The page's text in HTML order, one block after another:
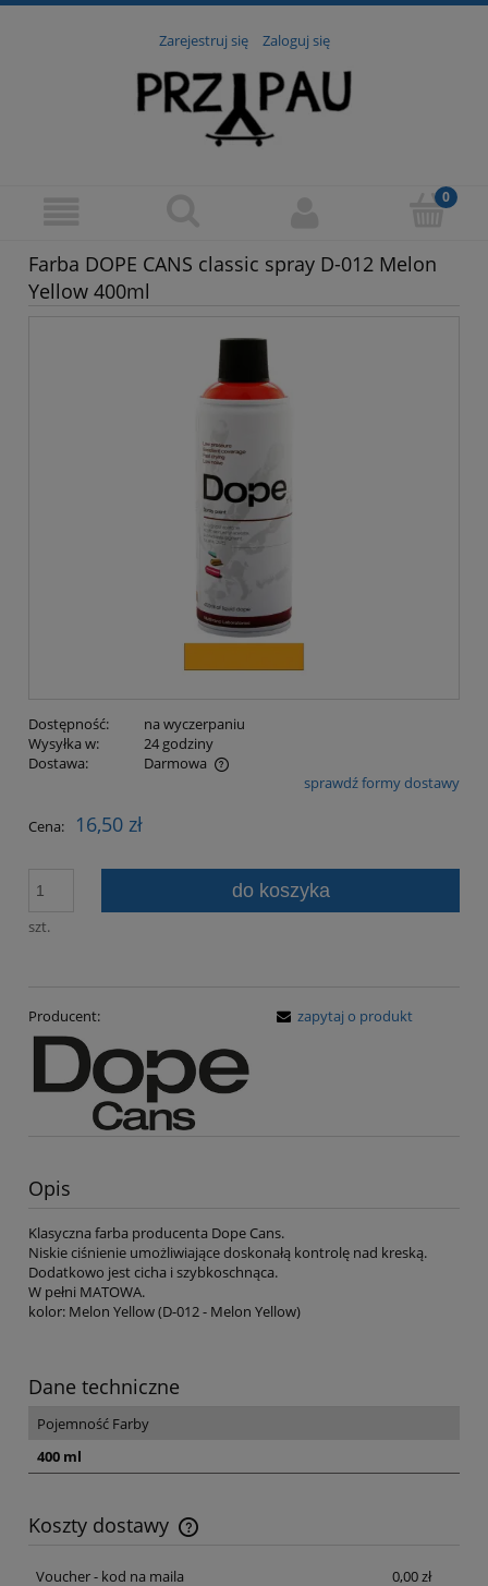
Zarejestruj się Zaloguj się
Farba DOPE CANS classic spray D-012 Melon
Yellow 400ml
Dostępność:
na wyczerpaniu
Wysyłka w:
24 godziny
Dostawa:
Darmowa
Cena nie zawiera ewentualnych kosztów płatnościsprawdź formy dostawy
Cena: 16,50 zł
szt.
do koszyka
Producent: zapytaj o produkt
Opis
Klasyczna farba producenta Dope Cans.
Niskie ciśnienie umożliwiające doskonałą kontrolę nad kreską.
Dodatkowo jest cicha i szybkoschnąca.
W pełni MATOWA.
kolor: Melon Yellow (D-012 - Melon Yellow)
Dane techniczne
Pojemność Farby
400 ml
Koszty dostawy
Cena nie zawiera ewentualnych kosztów płatności
Voucher - kod na maila
0,00 zł